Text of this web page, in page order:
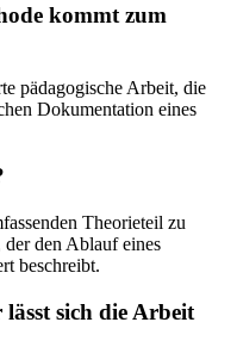
kommt zum
pädagogische Arbeit, die
Dokumentation eines
Theorieteil zu
den Ablauf eines
beschreibt.
sich die Arbeit